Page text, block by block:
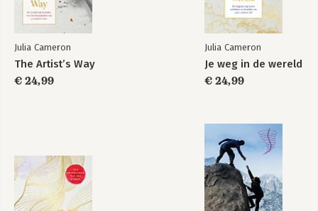
Julia Cameron
The Artist’s Way
€ 24,99
Julia Cameron
Je weg in de wereld
€ 24,99